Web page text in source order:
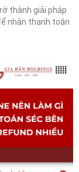
thành giải pháp
nhận thanh toán